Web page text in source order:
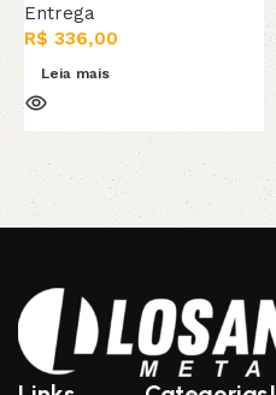
Entrega
R$ 336,00
Leia mais